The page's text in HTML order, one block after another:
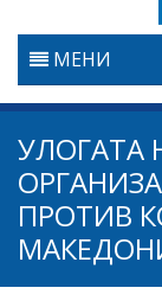
МЕНИ
ПОЧЕТНА
ПРАВОСУДСТВО
БОРБА ПРОТИВ
ТЕМЕЛНИ ПРАВА
Барај
Барај
Област /
УЛОГАТА
ПРОТИВ